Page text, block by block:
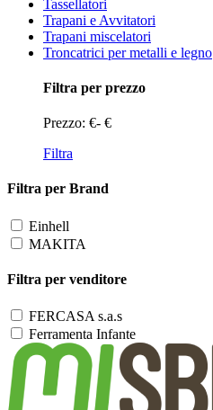
Tassellatori
Trapani e Avvitatori
Trapani miscelatori
Troncatrici per metalli e legno
Filtra per prezzo
Prezzo: €- €
Filtra
Filtra per Brand
Einhell
MAKITA
Filtra per venditore
FERCASA s.a.s
Ferramenta Infante